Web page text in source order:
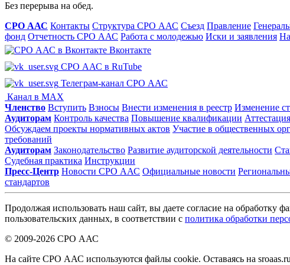
Без перерыва на обед.
СРО ААС Контакты Структура СРО ААС Съезд Правление
фонд Отчетность СРО ААС Работа с молодежью Иски и заявления
Вконтакте
СРО ААС в RuTube
Телеграм-канал СРО ААС
Канал в MAX
Членство Вступить Взносы Внести изменения в реестр Изменение
Аудиторам Контроль качества Повышение квалификации
Обсуждаем проекты нормативных актов Участие в общественных
требований
Аудиторам Законодательство Развитие аудиторской деятельности
Судебная практика Инструкции
Пресс-Центр Новости СРО ААС Официальные новости
стандартов
Продолжая использовать наш сайт, вы даете согласие на обработку
пользовательских данных, в соответствии с политика обработки
© 2009-2026 СРО ААС
На сайте СРО ААС используются файлы cookie. Оставаясь на